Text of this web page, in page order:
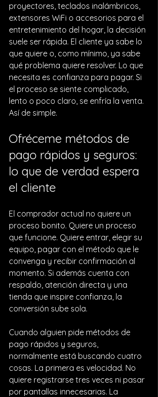
proyectores, teclados inalámbricos,
extensores WiFi o accesorios para el
entretenimiento del hogar, la decisión
suele ser rápida. El cliente ya sabe lo
que quiere o, como mínimo, ya sabe
qué problema quiere resolver. Lo que
necesita es confianza para pagar. Si
el proceso se siente complicado,
lento o poco claro, se enfría la venta.
Así de simple.
Ofréceme métodos de
pago rápidos y seguros:
lo que de verdad espera
el cliente
El comprador actual no quiere un
proceso bonito. Quiere un proceso
que funcione. Quiere entrar, elegir su
equipo, pagar con el método que le
convenga y recibir confirmación al
momento. Si además cuenta con
respaldo, atención directa y una
tienda que inspire confianza, la
conversión sube sola.
Cuando alguien pide métodos de
pago rápidos y seguros,
normalmente está buscando cuatro
cosas. La primera es velocidad. No
quiere registrarse tres veces ni pasar
por pantallas innecesarias. La